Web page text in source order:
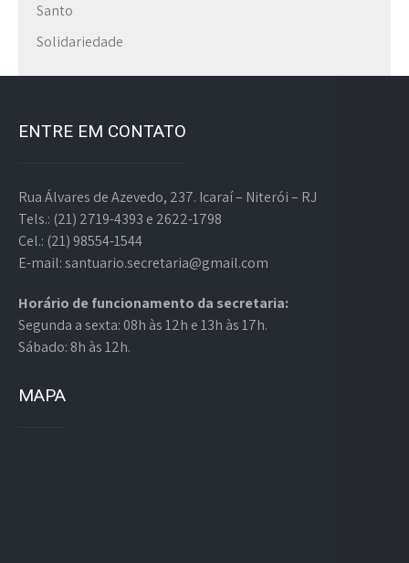
Santo
Solidariedade
ENTRE EM CONTATO
Rua Álvares de Azevedo, 237. Icaraí – Niterói – RJ
Tels.: (21) 2719-4393 e 2622-1798
Cel.: (21) 98554-1544
E-mail: santuario.secretaria@gmail.com
Horário de funcionamento da secretaria:
Segunda a sexta: 08h às 12h e 13h às 17h.
Sábado: 8h às 12h.
MAPA